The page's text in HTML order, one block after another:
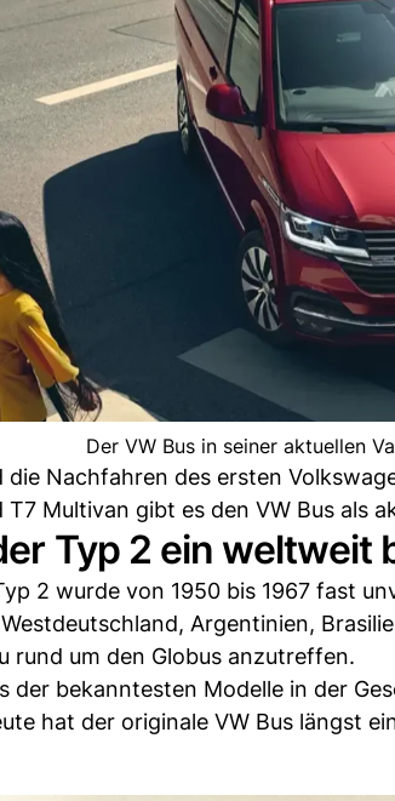
Der VW Bus in seiner aktuellen
die Nachfahren des ersten
T7 Multivan gibt es den VW Bus als
Typ 2 ein weltweit
2 wurde von 1950 bis 1967 fast
Argentinien,
rund um den Globus anzutreffen.
der bekanntesten Modelle in der
hat der originale VW Bus längst